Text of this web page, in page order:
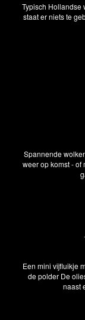
Typisch Hollandse
staat er niets te
Spannende
weer op komst - of
Een mini vijfluikje
de polder De
naast